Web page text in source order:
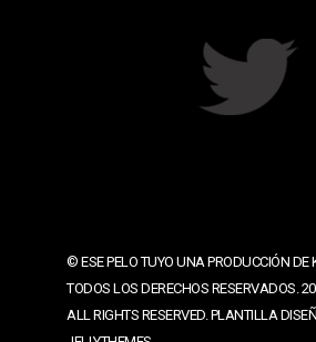
© ESE PELO TUYO UNA PRODUCCIÓN DE
TODOS LOS DERECHOS RESERVADOS.
ALL RIGHTS RESERVED. PLANTILLA